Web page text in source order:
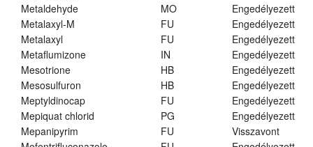
Metaldehyde
MO
Engedélyezett
Metalaxyl-M
FU
Engedélyezett
Metalaxyl
FU
Engedélyezett
Metaflumizone
IN
Engedélyezett
Mesotrione
HB
Engedélyezett
Mesosulfuron
HB
Engedélyezett
Meptyldinocap
FU
Engedélyezett
Mepiquat chlorid
PG
Engedélyezett
Mepanipyrim
FU
Visszavont